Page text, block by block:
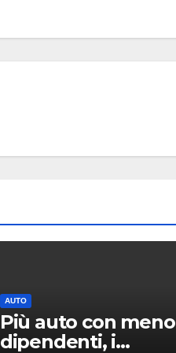
AUTO
Più auto con meno
dipendenti, i